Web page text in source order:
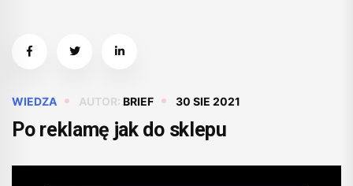
WIEDZA AUTOR: BRIEF 30 SIE 2021
Po reklamę jak do sklepu